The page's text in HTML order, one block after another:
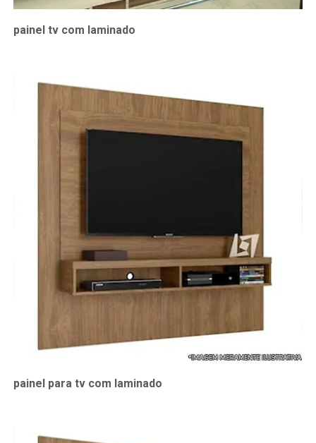
painel tv com laminado
painel para tv com laminado